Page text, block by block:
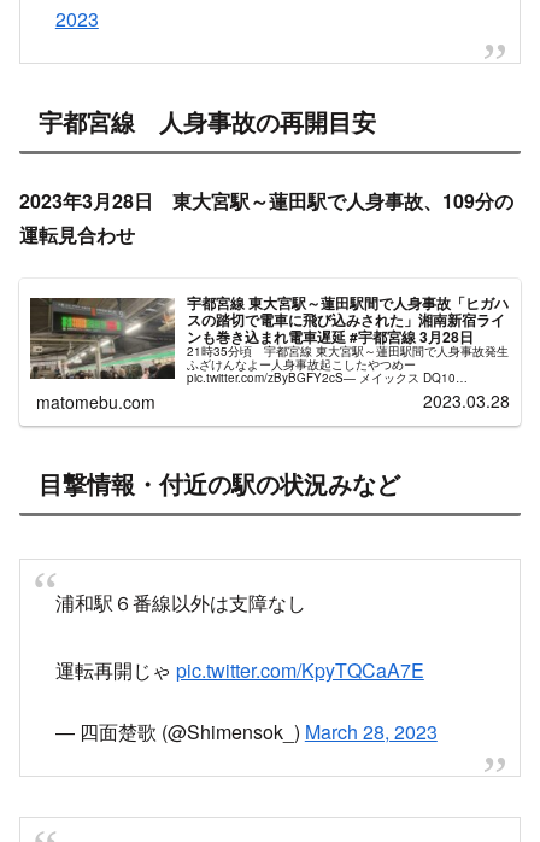
2023
宇都宮線 人身事故の再開目安
2023年3月28日 東大宮駅～蓮田駅で人身事故、109分の
運転見合わせ
宇都宮線 東大宮駅～蓮田駅間で人身事故「ヒガハ
スの踏切で電車に飛び込みされた」湘南新宿ライ
ンも巻き込まれ電車遅延 #宇都宮線 3月28日
21時35分頃 宇都宮線 東大宮駅～蓮田駅間で人身事故発生
ふざけんなよー人身事故起こしたやつめー
pic.twitter.com/zByBGFY2cS— メイックス DQ10
(@dqxmeix) March 28, 2023 あと少しで乗...
matomebu.com 2023.03.28
目撃情報・付近の駅の状況みなど
浦和駅６番線以外は支障なし
運転再開じゃ pic.twitter.com/KpyTQCaA7E
— 四面楚歌 (@Shimensok_) March 28, 2023